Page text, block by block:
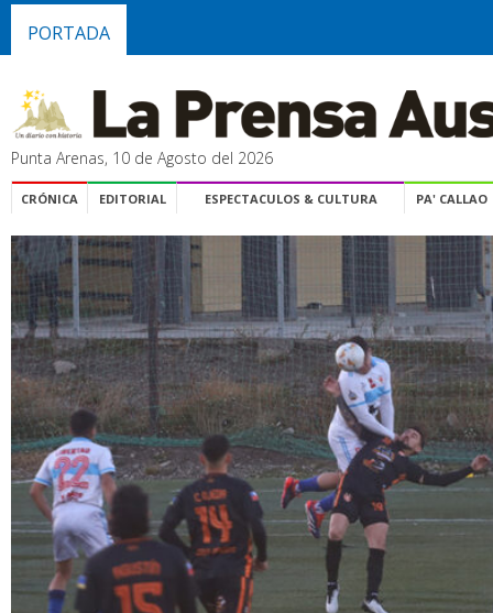
PORTADA
Punta Arenas, 10 de Agosto del 2026
CRÓNICA EDITORIAL ESPECTACULOS & CULTURA PA' CALLAO